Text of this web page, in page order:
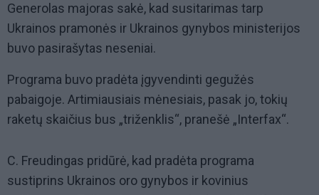
Generolas majoras sakė, kad susitarimas tarp
Ukrainos pramonės ir Ukrainos gynybos ministerijos
buvo pasirašytas neseniai.
Programa buvo pradėta įgyvendinti gegužės
pabaigoje. Artimiausiais mėnesiais, pasak jo, tokių
raketų skaičius bus „triženklis“, pranešė „Interfax“.
C. Freudingas pridūrė, kad pradėta programa
sustiprins Ukrainos oro gynybos ir kovinius